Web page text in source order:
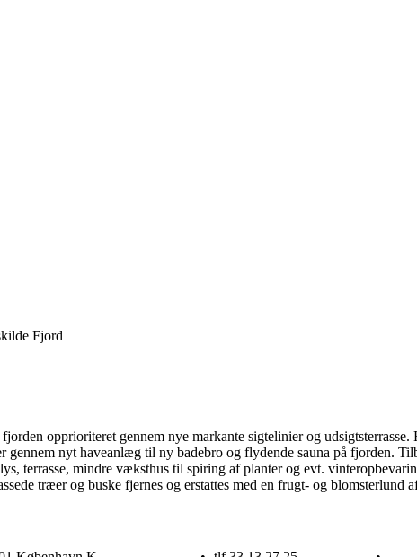
Fjord
opprioriteret gennem nye markante sigtelinier og
nyt haveanlæg til ny badebro og flydende sauna på fjorden.
terrasse, mindre væksthus til spiring af planter og evt.
træer og buske fjernes og erstattes med en frugt- og blomsterlund